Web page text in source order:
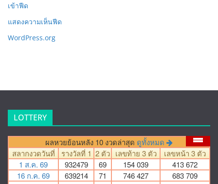
เข้าฟีด
แสดงความเห็นฟีด
WordPress.org
LOTTERY